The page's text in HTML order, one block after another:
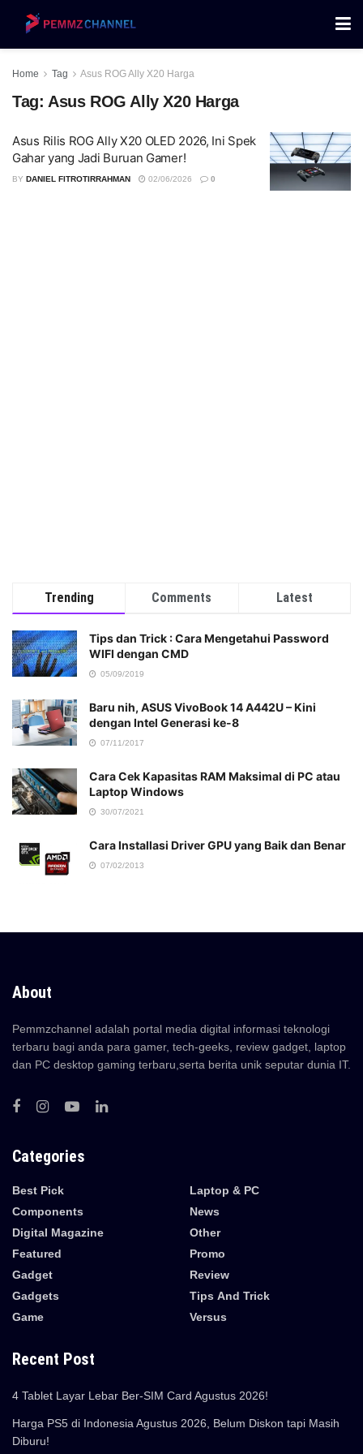
Home Tag Asus ROG Ally X20 Harga
Tag: Asus ROG Ally X20 Harga
Asus Rilis ROG Ally X20 OLED 2026, Ini Spek
Gahar yang Jadi Buruan Gamer!
BY DANIEL FITROTIRRAHMAN 02/06/2026 0
Trending Comments Latest
Tips dan Trick : Cara Mengetahui Password
WIFI dengan CMD
05/09/2019
Baru nih, ASUS VivoBook 14 A442U – Kini
dengan Intel Generasi ke-8
07/11/2017
Cara Cek Kapasitas RAM Maksimal di PC atau
Laptop Windows
30/07/2021
Cara Installasi Driver GPU yang Baik dan Benar
07/02/2013
About
Pemmzchannel adalah portal media digital informasi teknologi
terbaru bagi anda para gamer, tech-geeks, review gadget, laptop
dan PC desktop gaming terbaru,serta berita unik seputar dunia IT.
Categories
Best Pick
Components
Digital Magazine
Featured
Gadget
Gadgets
Game
Laptop & PC
News
Other
Promo
Review
Tips And Trick
Versus
Recent Post
4 Tablet Layar Lebar Ber-SIM Card Agustus 2026!
Harga PS5 di Indonesia Agustus 2026, Belum Diskon tapi Masih
Diburu!